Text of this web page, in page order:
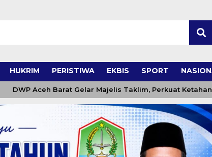
HUKRIM PERISTIWA EKBIS SPORT
Aceh Barat Gelar Majelis Taklim, Perkuat Ketahanan